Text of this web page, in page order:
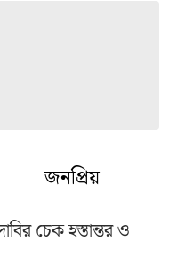
জনপ্রিয়
চেক হস্তান্তর ও